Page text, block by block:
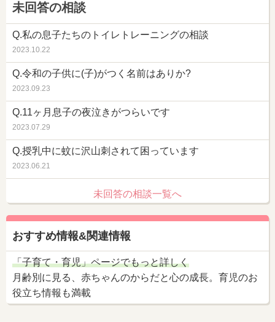
未回答の相談
Q.私の息子たちのトイレトレーニングの相談
2023.10.22
Q.令和の子供に(子)がつく名前はありか?
2023.09.23
Q.11ヶ月息子の夜泣きがつらいです
2023.07.29
Q.授乳中に蚊に沢山刺されて困っています
2023.06.21
未回答の相談一覧へ
おすすめ情報&関連情報
「子育て・育児」ページでもっと詳しく
月齢別に見る、赤ちゃんのからだと心の成長。育児のお
役立ち情報も満載